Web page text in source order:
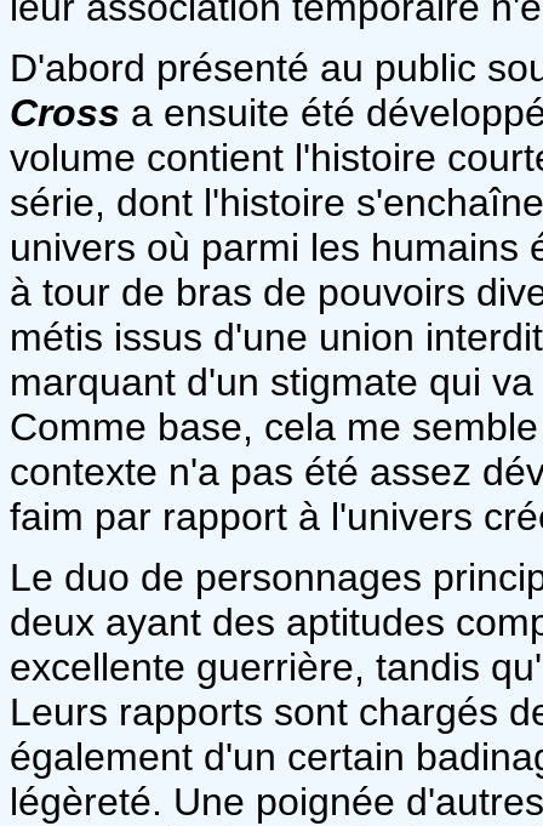
D'abord présenté au public
Cross a ensuite été
volume contient l'histoire
série, dont l'histoire
univers où parmi les humains
à tour de bras de pouvoirs
métis issus d'une union
marquant d'un stigmate qui
Comme base, cela me
contexte n'a pas été assez
faim par rapport à l'univers
Le duo de personnages
deux ayant des aptitudes
excellente guerrière, tandis
Leurs rapports sont chargés
également d'un certain
légèreté. Une poignée